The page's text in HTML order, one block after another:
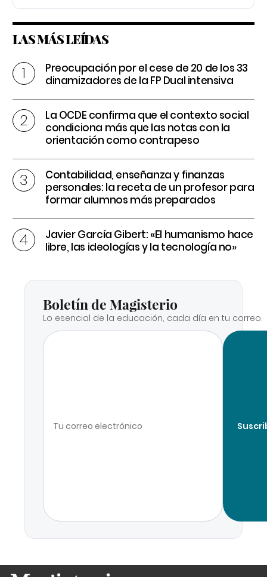
LAS MÁS LEÍDAS
Preocupación por el cese de 20 de los 33
dinamizadores de la FP Dual intensiva
La OCDE confirma que el contexto social
condiciona más que las notas con la
orientación como contrapeso
Contabilidad, enseñanza y finanzas
personales: la receta de un profesor para
formar alumnos más preparados
Javier García Gibert: «El humanismo hace
libre, las ideologías y la tecnología no»
Boletín de Magisterio
Lo esencial de la educación, cada día en tu correo.